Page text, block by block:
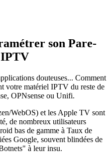
son Pare-
douteuses... Comment
votre matériel IPTV du reste de
OPNsense ou Unifi.
WebOS) et les Apple TV sont
de nombreux utilisateurs
bas de gamme à Taux de
Google, souvent blindées de
à leur insu.